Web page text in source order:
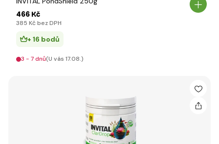
466 Kč
385 Kč bez DPH
+ 16 bodů
3 - 7 dnů(U vás 17.08.)